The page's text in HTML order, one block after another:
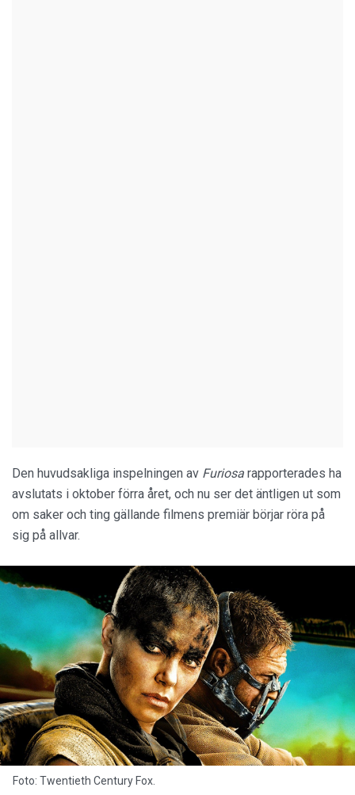
Den huvudsakliga inspelningen av Furiosa rapporterades ha
avslutats i oktober förra året, och nu ser det äntligen ut som
om saker och ting gällande filmens premiär börjar röra på
sig på allvar.
Foto: Twentieth Century Fox.